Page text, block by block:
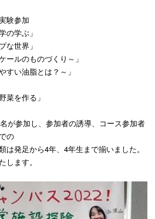
験参加
学ぶ」
世界」
ルのものづくり～」
い油脂とは？～」
を作る」
が参加し、参加者の誘導、コース参加者
の
は発足から4年、4年生まで揃いま した。
します。